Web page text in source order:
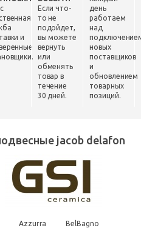
и
Если что-
то не
подойдет,
вы можете
вернуть
или
обменять
товар в
течение
30 дней.
день
работаем
над
новых
поставщиков
и
обновлением
товарных
позиций.
jacob delafon
Azzurra BelBagno